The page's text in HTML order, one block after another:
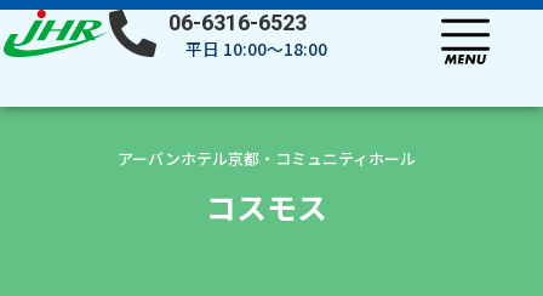
内
容
キ
06-6316-6523
平日 10:00～18:00
アーバンホテル京都・コミュニティホール
コスモス